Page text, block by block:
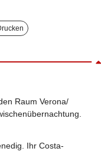
Raum Verona/
Ihr Costa-